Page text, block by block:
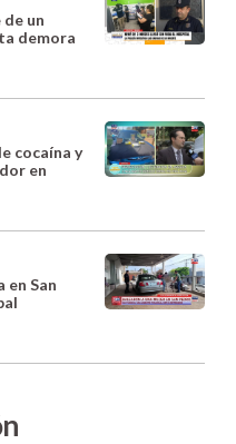
un
demora
cocaína y
en
en San